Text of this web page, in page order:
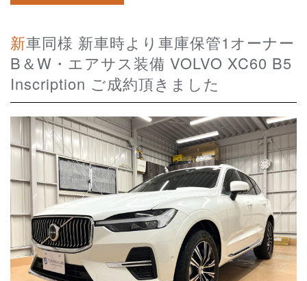
新車同様 新車時より車庫保管1オーナー
B＆W・エアサス装備 VOLVO XC60 B5
Inscription ご成約頂きました